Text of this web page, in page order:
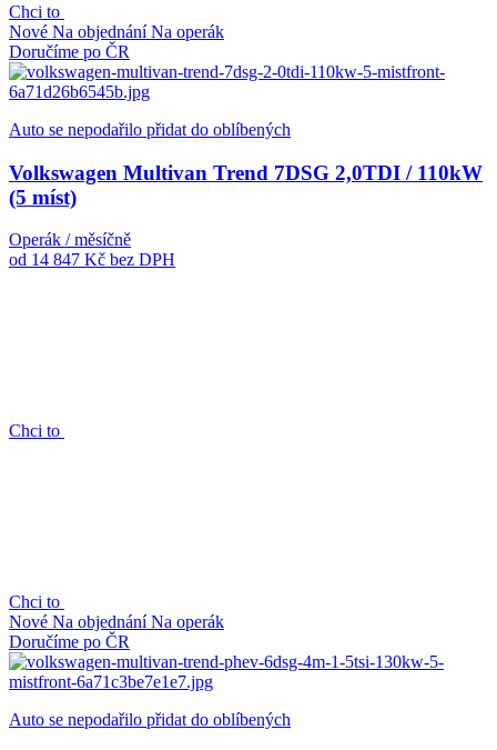
Chci to
Nové Na objednáníNa operák
Doručíme po ČR
Auto se nepodařilo přidat do oblíbených
Volkswagen Multivan Trend 7DSG 2,0TDI / 110kW
(5 míst)
Operák / měsíčně
od 14 847 Kč bez DPH
Chci to
Chci to
Nové Na objednáníNa operák
Doručíme po ČR
Auto se nepodařilo přidat do oblíbených